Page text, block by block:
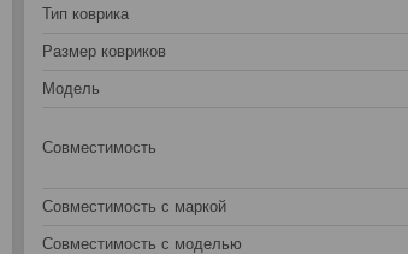
Тип коврика
Размер ковриков
Модель
Совместимость
Совместимость с маркой
Совместимость с моделью